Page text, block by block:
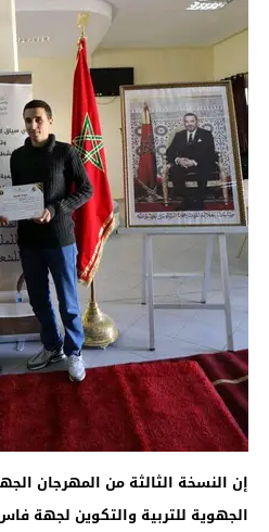
إن النسخة الثالثة من المهرجان
الجهوية للتربية والتكوين لجهة